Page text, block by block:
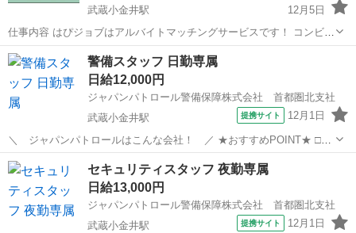
武蔵小金井駅
12月5日
仕事内容 はぴジョブはアルバイトマッチングサービスです！ コンビニ
や飲食店などを対象に、「はぴジョブ」の新サービスを告知するチラ
シを配布するお仕事です。 店舗に行き（新しいアルバイト求人サービ
スが始まりました）というお知ら...
東京 小金井市 武蔵小金井駅 軽作業
警備スタッフ 日勤専属
日給12,000円
ジャパンパトロール警備保障株式会社 首都圏北支社
武蔵小金井駅
提携サイト 12月1日
＼ ジャパンパトロールはこんな会社！ ／ ★おすすめPOINT★ □日
給全額保証 現場により勤務が早く終了しても安心の1勤務扱い♪ 日給は
勿論フルで支給されます！ □働きやすいシフトが組めます！ 1週間の
勤務日数は1日～...
東京 武蔵小金井駅 警備員
セキュリティスタッフ 夜勤専属
日給13,000円
ジャパンパトロール警備保障株式会社 首都圏北支社
武蔵小金井駅
提携サイト 12月1日